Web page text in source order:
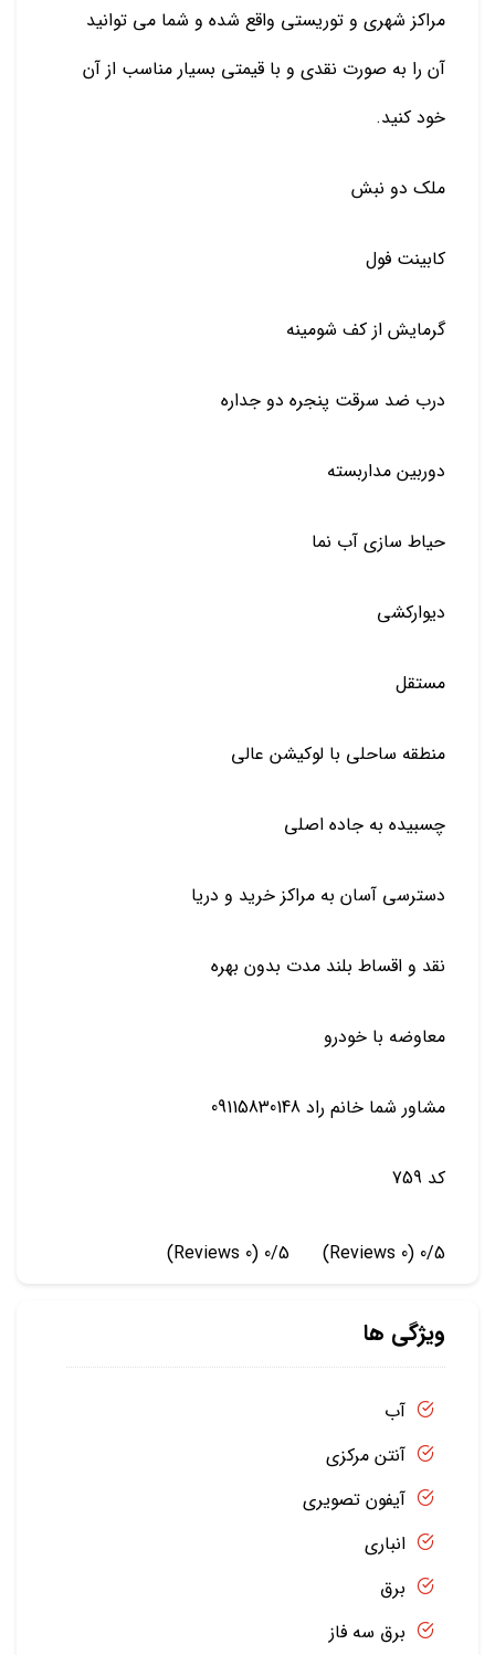
مراکز شهری و توریستی واقع شده و شما می توانید
آن را به صورت نقدی و با قیمتی بسیار مناسب از آن
خود کنید.
ملک دو نبش
کابینت فول
گرمایش از کف شومینه
درب ضد سرقت پنجره دو جداره
دوربین مداربسته
حیاط سازی آب نما
دیوارکشی
مستقل
منطقه ساحلی با لوکیشن عالی
چسبیده به جاده اصلی
دسترسی آسان به مراکز خرید و دریا
نقد و اقساط بلند مدت بدون بهره
معاوضه با خودرو
مشاور شما خانم راد 09115830148
کد 759
0/5
(0 Reviews)
0/5
(0 Reviews)
ویژگی ها
آب
آنتن مرکزی
آیفون تصویری
انباری
برق
برق سه فاز